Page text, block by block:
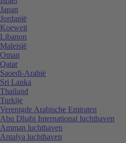
Japan
Jordanië
Koeweit
Libanon
Maleisië
Oman
Qatar
Saoedi-Arabië
Sri Lanka
Thailand
Turkije
Verenigde Arabische Emiraten
Abu Dhabi International luchthaven
Amman luchthaven
Antalya luchthaven